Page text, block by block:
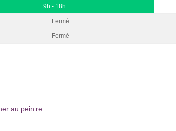
9h - 18h
Fermé
Fermé
au peintre